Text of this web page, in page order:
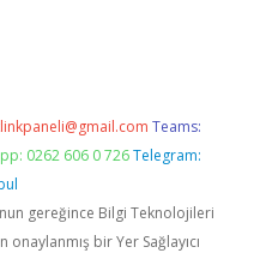
Teams:
0262 606 0 726 Telegram:
gereğince Bilgi Teknolojileri
bir Yer Sağlayıcı